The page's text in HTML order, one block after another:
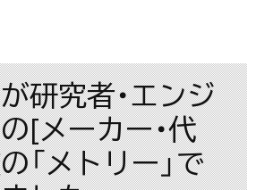
研究者・エンジ
[メーカー・代
「メトリー」で